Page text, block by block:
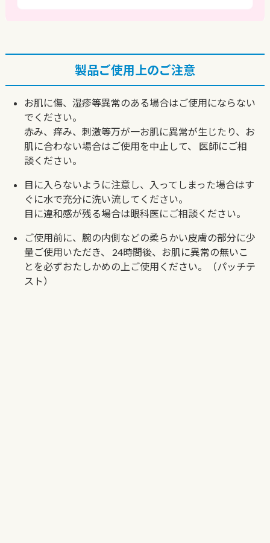
製品ご使用上のご注意
お肌に傷、湿疹等異常のある場合はご使用にならない
でください。
赤み、痒み、刺激等万が一お肌に異常が生じたり、お
肌に合わない場合はご使用を中止して、
医師にご相
談ください。
目に入らないように注意し、入ってしまった場合はす
ぐに水で充分に洗い流してください。
目に違和感が残る場合は眼科医にご相談ください。
ご使用前に、腕の内側などの柔らかい皮膚の部分に少
量ご使用いただき、
24時間後、お肌に異常の無いこ
とを必ずおたしかめの上ご使用ください。（パッチテ
スト）